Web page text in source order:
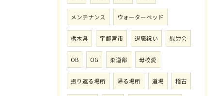
メンテナンス ウォーターベッド
栃木県 宇都宮市 退職祝い 慰労会
OB OG 柔道部 母校愛
振り返る場所 帰る場所 道場 稽古